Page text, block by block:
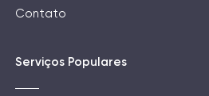
Contato
Serviços Populares